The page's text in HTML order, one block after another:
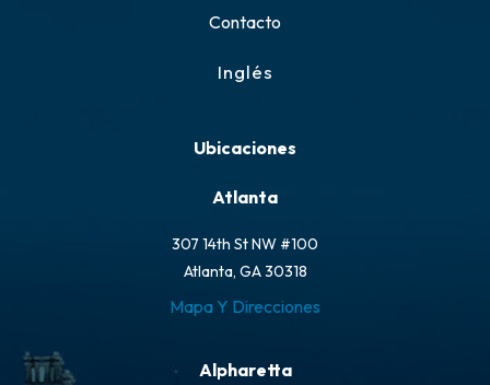
Contacto
Inglés
Ubicaciones
Atlanta
307 14th St NW #100
Atlanta, GA 30318
Mapa Y Direcciones
Alpharetta